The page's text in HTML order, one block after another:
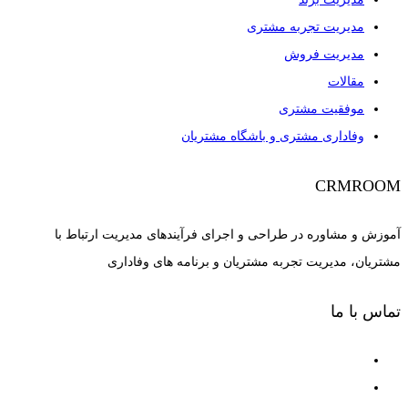
مدیریت تجربه مشتری
مدیریت فروش
مقالات
موفقیت مشتری
وفاداری مشتری و باشگاه مشتریان
CRMROOM
آموزش و مشاوره در طراحی و اجرای فرآیندهای مدیریت ارتباط با
مشتریان، مدیریت تجربه مشتریان و برنامه های وفاداری
تماس با ما